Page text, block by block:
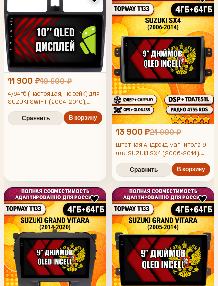
11 900 ₽19 900 ₽
4/64гб (настоящая, не фейк) для
SUZUKI SWIFT (2004-2010),
Android магнитола с
усилителем TDA7851
Сравнить В корзину
13 900 ₽21 900 ₽
Штатная Андроид магнитола 9
для SUZUKI SX4 (2006-2014),
4/64гб, DSP, беспроводной
CarPlay и Android Auto, GPS и
ГЛОНАСС
Сравнить В корзину